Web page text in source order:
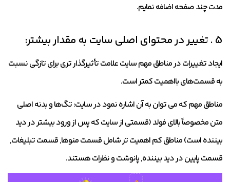
مدت چند صفحه اضافه نمایم.
5 . تغییر در محتوای اصلی سایت به مقدار بیشتر:
ایجاد تغییرات در مناطق مهم سایت علامت تأثیرگذار تری برای تازگی نسبت
به قسمت‌های بااهمیت کمتر است.
مناطق مهم که می توان به آن اشاره نمود در سایت: تگ‌ها و بدنه اصلی
متن مخصوصاً بالای فولد (قسمتی از سایت که پس از ورود بیشتر در دید
بیننده است) مناطق کم اهمیت تر شامل قسمت منوها, قسمت تبلیغات,
قسمت پایین در دید بیننده, پانوشت و نظرات هستند.